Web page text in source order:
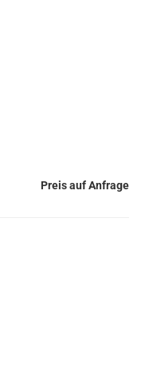
Preis auf Anfrage